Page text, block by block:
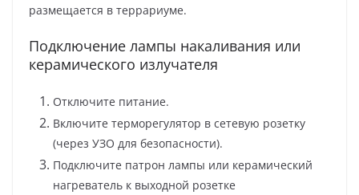
размещается в террариуме.
Подключение лампы накаливания или
керамического излучателя
Отключите питание.
Включите терморегулятор в сетевую розетку
(через УЗО для безопасности).
Подключите патрон лампы или керамический
нагреватель к выходной розетке